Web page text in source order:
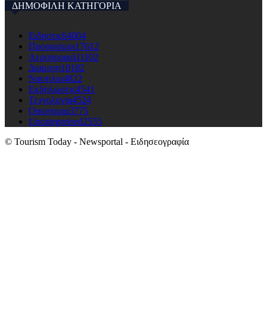
ΔΗΜΟΦΙΛΗ ΚΑΤΗΓΟΡΙΑ
Ειδησεις64004
Προορισμοι17612
Αεροπορικά11102
Διαμονη10182
Ναυτιλια4822
Εκδηλώσεις4541
Τεχνολογια4524
Οικονομια3775
Uncategorised2555
© Tourism Today - Newsportal - Ειδησεογραφία